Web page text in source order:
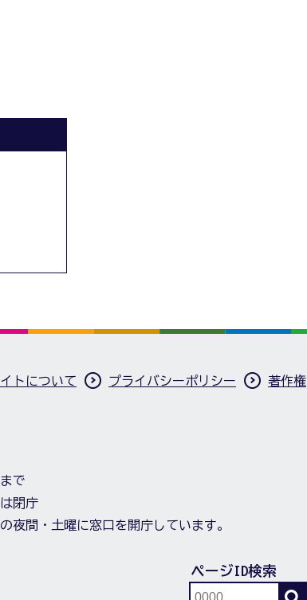
トについて プライバシーポリシー 著作権
で
閉庁
夜間・土曜に窓口を開庁しています。
ページID検索